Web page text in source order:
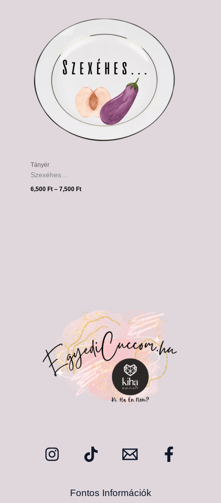
Tányér
Szexéhes…
6,500 Ft – 7,500 Ft
Fontos Információk